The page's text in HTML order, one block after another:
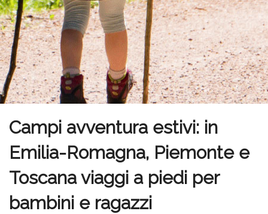
Campi avventura estivi: in
Emilia-Romagna, Piemonte e
Toscana viaggi a piedi per
bambini e ragazzi